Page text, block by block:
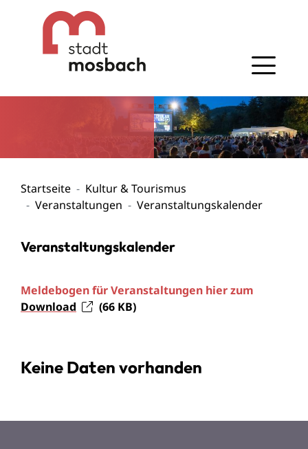
Gehe zum Navigationsbereich
Gehe zum Inhalt
Startseite
Kultur & Tourismus
Veranstaltungen
Veranstaltungskalender
Veranstaltungskalender
Meldebogen für Veranstaltungen hier zum
Download
(66 KB)
Keine Daten vorhanden